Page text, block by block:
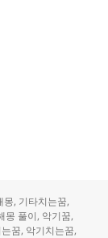
몽, 기타치는꿈,
몽 풀이, 악기꿈,
꿈, 악기치는꿈,